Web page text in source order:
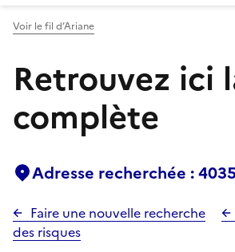
Voir le fil d’Ariane
Retrouvez ici
complète
Adresse recherchée :
Faire une nouvelle recherche
des risques